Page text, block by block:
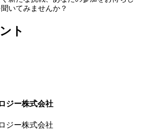
いてみませんか？
ト
ジー株式会社
ジー株式会社